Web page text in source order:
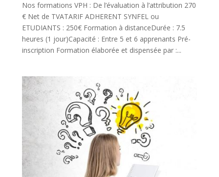
Nos formations VPH : De l’évaluation à l’attribution 270
€ Net de TVATARIF ADHERENT SYNFEL ou
ETUDIANTS : 250€ Formation à distanceDurée : 7.5
heures (1 jour)Capacité : Entre 5 et 6 apprenants Pré-
inscription Formation élaborée et dispensée par :...